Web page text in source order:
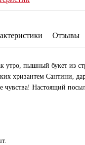
Отзывы
утро, пышный букет из
хризантем Сантини,
чувства! Настоящий